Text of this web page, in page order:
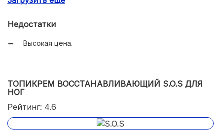
Недостатки
Высокая цена.
ТОПИКРЕМ ВОССТАНАВЛИВАЮЩИЙ S.O.S ДЛЯ
НОГ
Рейтинг: 4.6